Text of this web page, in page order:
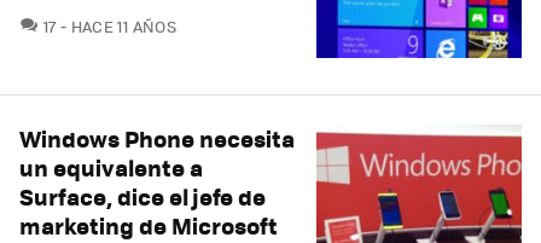
17COMENTARIOS
HACE 11 AÑOS
Windows Phone necesita
un equivalente a
Surface, dice el jefe de
marketing de Microsoft